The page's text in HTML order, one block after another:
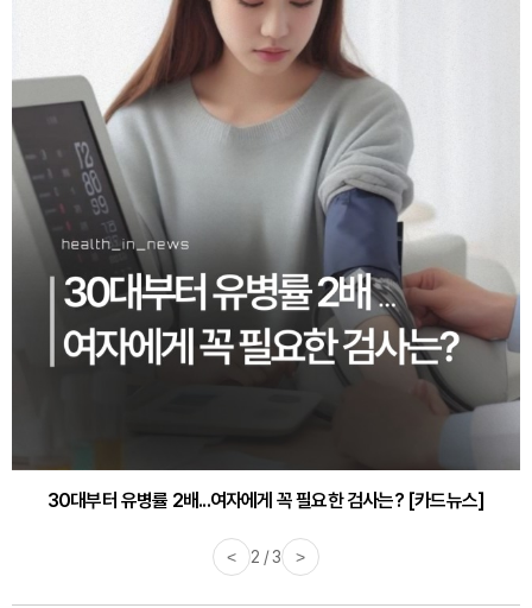
30대부터 유병률 2배...여자에게 꼭 필요한 검사는? [카드뉴스]
감기·독감 예방하고 면역력 높이는 4가지 영양제 [카드뉴스]
< 2 / 3 >